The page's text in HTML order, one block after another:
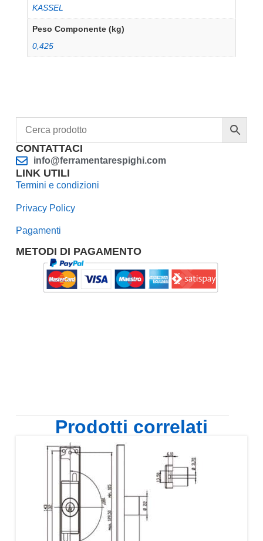
KASSEL
Peso Componente (kg)
0,425
CONTATTACI
info@ferramentarespighi.com
LINK UTILI
Termini e condizioni
Privacy Policy
Pagamenti
METODI DI PAGAMENTO
Prodotti correlati